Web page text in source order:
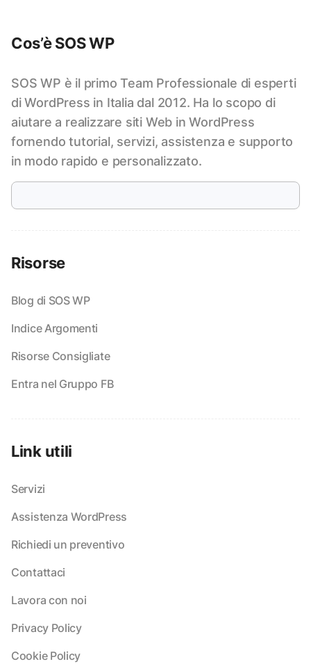
Cos’è SOS WP
SOS WP è il primo Team Professionale di esperti
di WordPress in Italia dal 2012. Ha lo scopo di
aiutare a realizzare siti Web in WordPress
fornendo tutorial, servizi, assistenza e supporto
in modo rapido e personalizzato.
Risorse
Blog di SOS WP
Indice Argomenti
Risorse Consigliate
Entra nel Gruppo FB
Link utili
Servizi
Assistenza WordPress
Richiedi un preventivo
Contattaci
Lavora con noi
Privacy Policy
Cookie Policy